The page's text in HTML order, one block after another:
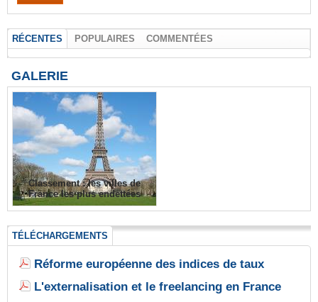
RÉCENTES POPULAIRES COMMENTÉES
GALERIE
Classement : les villes de
France les plus endettées
TÉLÉCHARGEMENTS
Réforme européenne des indices de taux
L'externalisation et le freelancing en France